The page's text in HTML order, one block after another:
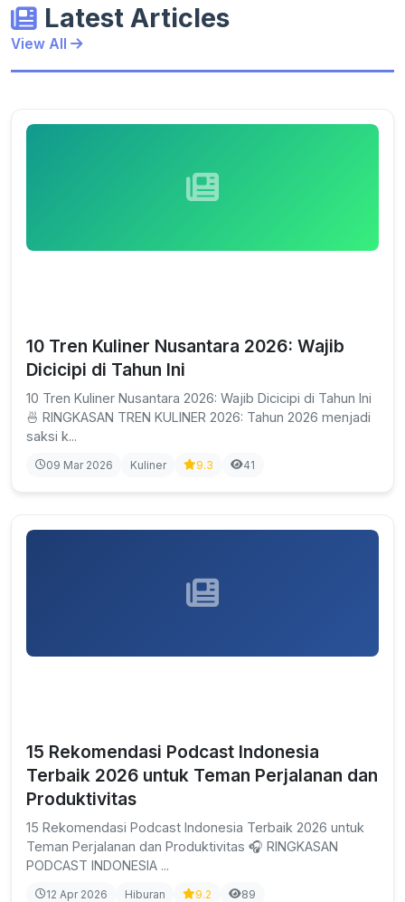
Latest Articles
View All
10 Tren Kuliner Nusantara 2026: Wajib
Dicicipi di Tahun Ini
10 Tren Kuliner Nusantara 2026: Wajib Dicicipi di Tahun Ini
🍜 RINGKASAN TREN KULINER 2026: Tahun 2026 menjadi
saksi k...
09 Mar 2026 Kuliner 9.3 41
15 Rekomendasi Podcast Indonesia
Terbaik 2026 untuk Teman Perjalanan dan
Produktivitas
15 Rekomendasi Podcast Indonesia Terbaik 2026 untuk
Teman Perjalanan dan Produktivitas 🎧 RINGKASAN
PODCAST INDONESIA ...
12 Apr 2026 Hiburan 9.2 89